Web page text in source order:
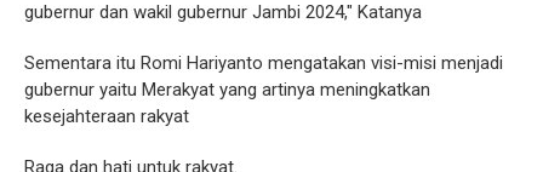
gubernur dan wakil gubernur Jambi 2024," Katanya
Sementara itu Romi Hariyanto mengatakan visi-misi menjadi
gubernur yaitu Merakyat yang artinya meningkatkan
kesejahteraan rakyat
Raga dan hati untuk rakyat.